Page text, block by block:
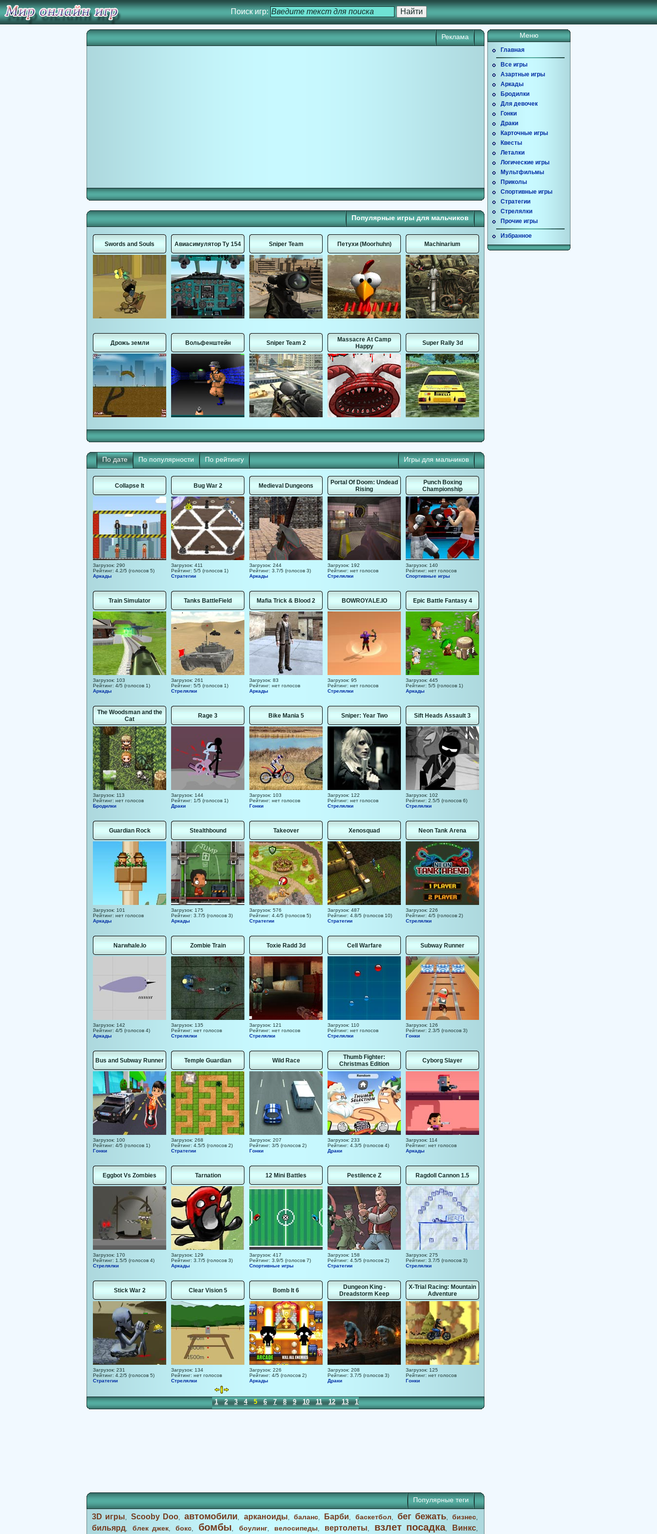
Поиск игр:
Реклама
Популярные игры для мальчиков
Swords and Souls Авиасимулятор Ту 154 Sniper Team Петухи (Moorhuhn) Machinarium
Дрожь земли Вольфенштейн Sniper Team 2
Massacre At Camp
Happy
Super Rally 3d
Игры для мальчиков
По дате По популярности По рейтингу
Collapse It
Загрузок: 290
Рейтинг: 4.2/5 (голосов 5)
Аркады
Bug War 2
Загрузок: 411
Рейтинг: 5/5 (голосов 1)
Стратегии
Medieval Dungeons
Загрузок: 244
Рейтинг: 3.7/5 (голосов 3)
Аркады
Portal Of Doom: Undead
Rising
Загрузок: 192
Рейтинг: нет голосов
Стрелялки
Punch Boxing
Championship
Загрузок: 140
Рейтинг: нет голосов
Спортивные игры
Train Simulator
Загрузок: 103
Рейтинг: 4/5 (голосов 1)
Аркады
Tanks BattleField
Загрузок: 261
Рейтинг: 5/5 (голосов 1)
Стрелялки
Mafia Trick & Blood 2
Загрузок: 83
Рейтинг: нет голосов
Аркады
BOWROYALE.IO
Загрузок: 95
Рейтинг: нет голосов
Стрелялки
Epic Battle Fantasy 4
Загрузок: 445
Рейтинг: 5/5 (голосов 1)
Аркады
The Woodsman and the
Cat
Загрузок: 113
Рейтинг: нет голосов
Бродилки
Rage 3
Загрузок: 144
Рейтинг: 1/5 (голосов 1)
Драки
Bike Mania 5
Загрузок: 103
Рейтинг: нет голосов
Гонки
Sniper: Year Two
Загрузок: 122
Рейтинг: нет голосов
Стрелялки
Sift Heads Assault 3
Загрузок: 102
Рейтинг: 2.5/5 (голосов 6)
Стрелялки
Guardian Rock
Загрузок: 101
Рейтинг: нет голосов
Аркады
Stealthbound
Загрузок: 175
Рейтинг: 3.7/5 (голосов 3)
Аркады
Takeover
Загрузок: 576
Рейтинг: 4.4/5 (голосов 5)
Стратегии
Xenosquad
Загрузок: 487
Рейтинг: 4.8/5 (голосов 10)
Стратегии
Neon Tank Arena
Загрузок: 226
Рейтинг: 4/5 (голосов 2)
Стрелялки
Narwhale.Io
Загрузок: 142
Рейтинг: 4/5 (голосов 4)
Аркады
Zombie Train
Загрузок: 135
Рейтинг: нет голосов
Стрелялки
Toxie Radd 3d
Загрузок: 121
Рейтинг: нет голосов
Стрелялки
Cell Warfare
Загрузок: 110
Рейтинг: нет голосов
Стрелялки
Subway Runner
Загрузок: 126
Рейтинг: 2.3/5 (голосов 3)
Гонки
Bus and Subway Runner
Загрузок: 100
Рейтинг: 4/5 (голосов 1)
Гонки
Temple Guardian
Загрузок: 268
Рейтинг: 4.5/5 (голосов 2)
Стратегии
Wild Race
Загрузок: 207
Рейтинг: 3/5 (голосов 2)
Гонки
Thumb Fighter:
Christmas Edition
Загрузок: 233
Рейтинг: 4.3/5 (голосов 4)
Драки
Cyborg Slayer
Загрузок: 114
Рейтинг: нет голосов
Аркады
Eggbot Vs Zombies
Загрузок: 170
Рейтинг: 1.5/5 (голосов 4)
Стрелялки
Tarnation
Загрузок: 129
Рейтинг: 3.7/5 (голосов 3)
Аркады
12 Mini Battles
Загрузок: 417
Рейтинг: 3.9/5 (голосов 7)
Спортивные игры
Pestilence Z
Загрузок: 158
Рейтинг: 4.5/5 (голосов 2)
Стратегии
Ragdoll Cannon 1.5
Загрузок: 275
Рейтинг: 3.7/5 (голосов 3)
Стрелялки
Stick War 2
Загрузок: 231
Рейтинг: 4.2/5 (голосов 5)
Стратегии
Clear Vision 5
Загрузок: 134
Рейтинг: нет голосов
Стрелялки
Bomb It 6
Загрузок: 226
Рейтинг: 4/5 (голосов 2)
Аркады
Dungeon King -
Dreadstorm Keep
Загрузок: 208
Рейтинг: 3.7/5 (голосов 3)
Драки
X-Trial Racing: Mountain
Adventure
Загрузок: 125
Рейтинг: нет голосов
Гонки
1 2 3 4 5 6 7 8 9 10 11 12 13 14 15 16 17 18 19 20 21 22 23
Популярные теги
3D игры,Scooby Doo,автомобили, арканоиды, баланс, Барби, баскетбол, бег бежать,бизнес,
бильярд,блек джек,бокс, бомбы, боулинг, велосипеды, вертолеты, взлет посадка, Винкс,
Меню
Главная
Все игры
Азартные игры
Аркады
Бродилки
Для девочек
Гонки
Драки
Карточные игры
Квесты
Леталки
Логические игры
Мультфильмы
Приколы
Спортивные игры
Стратегии
Стрелялки
Прочие игры
Избранное